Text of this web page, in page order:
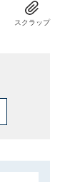
スクラップ